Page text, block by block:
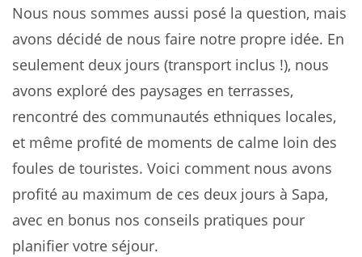
Nous nous sommes aussi posé la question, mais
avons décidé de nous faire notre propre idée. En
seulement deux jours (transport inclus !), nous
avons exploré des paysages en terrasses,
rencontré des communautés ethniques locales,
et même profité de moments de calme loin des
foules de touristes. Voici comment nous avons
profité au maximum de ces deux jours à Sapa,
avec en bonus nos conseils pratiques pour
planifier votre séjour.